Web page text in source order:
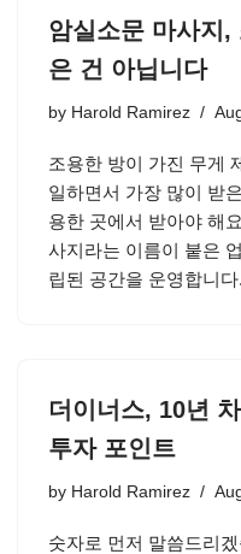
암실소문 마사지
은 건 아닙니다
by Harold Ramirez
조용한 방이 가진 무게
일하면서 가장 많이 받
용한 곳에서 받아야 해
사지라는 이름이 붙은
립된 공간을 운영합니
더이너스, 10년
투자 포인트
by Harold Ramirez
숫자로 먼저 말씀드리